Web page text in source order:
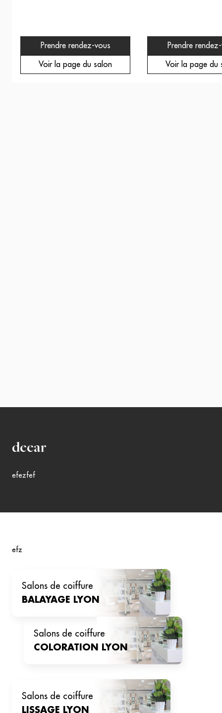
Prendre rendez-vous
Voir la page du salon
Prendre
Voir la page du
deear
efezfef
efz
salons de coiffure
BALAYAGE
LYON
salons de coiffure
COLORATION
LYON
salons de coiffure
LISSAGE
LYON